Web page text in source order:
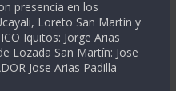
presencia en los
Loreto San Martín y
Iquitos: Jorge Arias
Lozada San Martín: Jose
Jose Arias Padilla